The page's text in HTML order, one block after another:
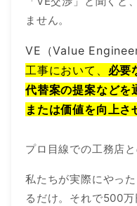
ません。
VE（Value
工事において、 必要
代替案の提案などを
または価値を向上さ
プロ目線での工務店と
私たちが実際にやっ
るだけ。それで500万